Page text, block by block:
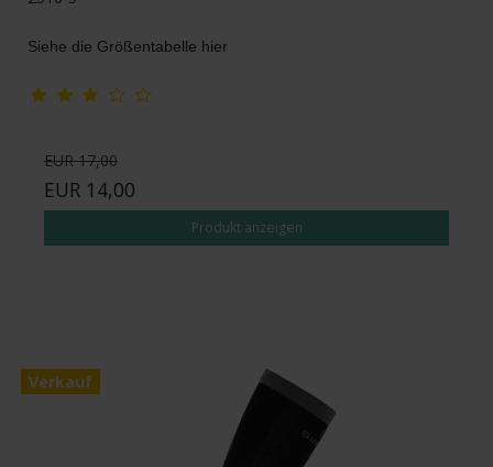
Siehe die Größentabelle hier
EUR 17,00
EUR 14,00
Produkt anzeigen
Verkauf